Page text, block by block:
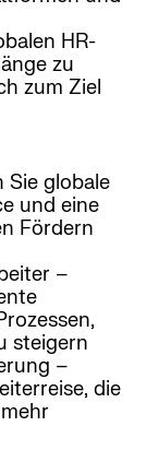
HR-
zu
zum Ziel
Sie globale
und eine
Fördern
–
steigern
–
die